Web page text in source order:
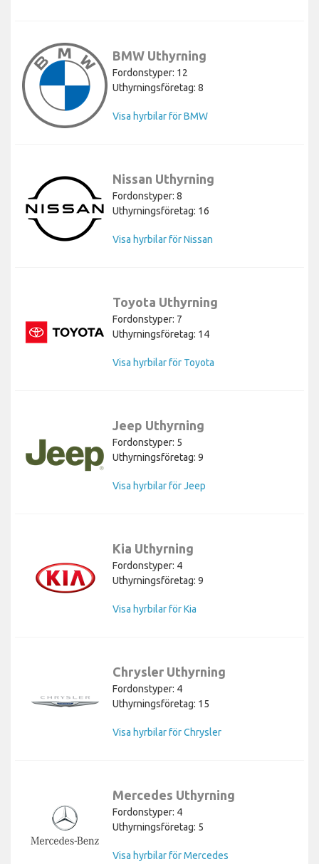
BMW Uthyrning
Fordonstyper: 12
Uthyrningsföretag: 8
Visa hyrbilar för BMW
Nissan Uthyrning
Fordonstyper: 8
Uthyrningsföretag: 16
Visa hyrbilar för Nissan
Toyota Uthyrning
Fordonstyper: 7
Uthyrningsföretag: 14
Visa hyrbilar för Toyota
Jeep Uthyrning
Fordonstyper: 5
Uthyrningsföretag: 9
Visa hyrbilar för Jeep
Kia Uthyrning
Fordonstyper: 4
Uthyrningsföretag: 9
Visa hyrbilar för Kia
Chrysler Uthyrning
Fordonstyper: 4
Uthyrningsföretag: 15
Visa hyrbilar för Chrysler
Mercedes Uthyrning
Fordonstyper: 4
Uthyrningsföretag: 5
Visa hyrbilar för Mercedes